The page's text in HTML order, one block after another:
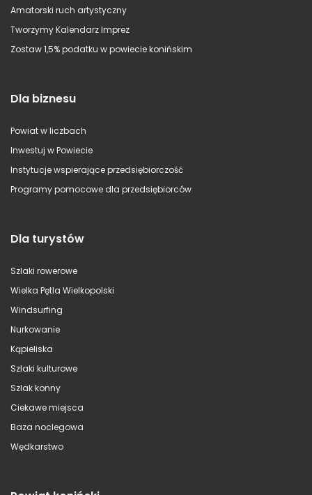
Amatorski ruch artystyczny
Tworzymy Kalendarz Imprez
Zostaw 1,5% podatku w powiecie konińskim
Dla biznesu
Powiat w liczbach
Inwestuj w Powiecie
Instytucje wspierające przedsiębiorczość
Programy pomocowe dla przedsiębiorców
Dla turystów
Szlaki rowerowe
Wielka Pętla Wielkopolski
Windsurfing
Nurkowanie
Kąpieliska
Szlaki kulturowe
Szlak konny
Ciekawe miejsca
Baza noclegowa
Wędkarstwo